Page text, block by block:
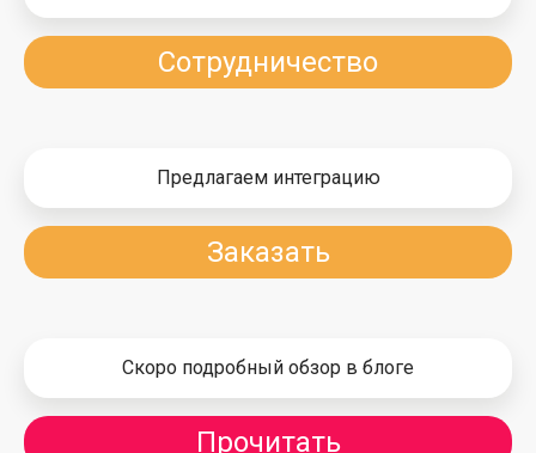
Сотрудничество
Предлагаем интеграцию
Заказать
Скоро подробный обзор в блоге
Прочитать